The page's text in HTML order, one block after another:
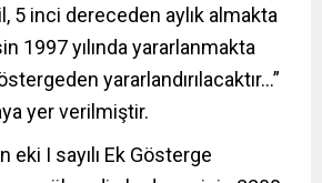
5 inci dereceden aylık almakta
1997 yılında yararlanmakta
yararlandırılacaktır…”
yer verilmiştir.
eki I sayılı Ek Gösterge